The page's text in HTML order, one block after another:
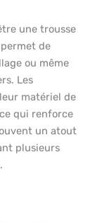
une trousse
de
ou même
Les
matériel de
qui renforce
un atout
plusieurs